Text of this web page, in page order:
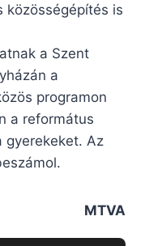
közösségépítés is
a Szent
a
programon
a református
gyerekeket. Az
MTVA